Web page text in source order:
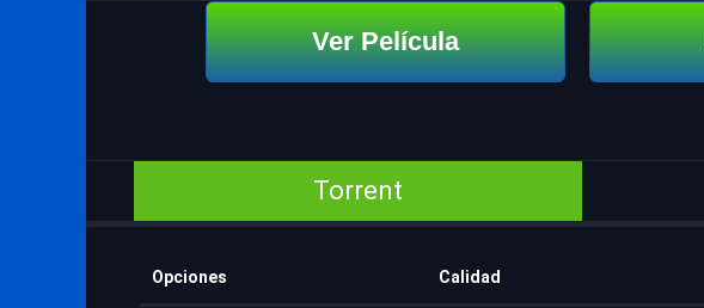
Ver Película
Torrent
Opciones Calidad